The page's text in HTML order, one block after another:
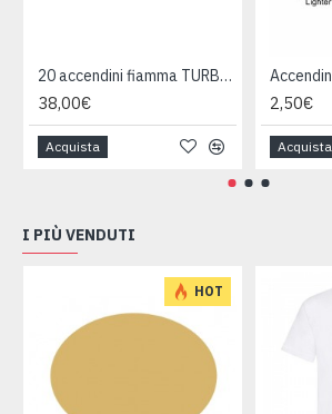
20 accendini fiamma TURBO gommati
38,00€
Acquista
2,50€
Acquista
I PIÙ VENDUTI
HOT